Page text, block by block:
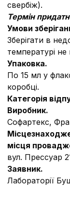
свербіж).
Термін
Умови
Зберігати в
температурі
Упаковка.
По 15 мл у
коробці.
Категорія
Виробник.
Софартекс,
місця
вул. Прессуар
Заявник.
Лабораторії